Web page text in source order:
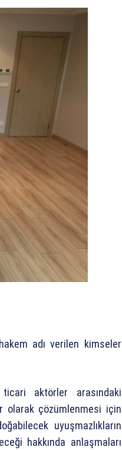
adı verilen kimseler
aktörler arasındaki
olarak çözümlenmesi için
uyuşmazlıkların
hakkında anlaşmaları